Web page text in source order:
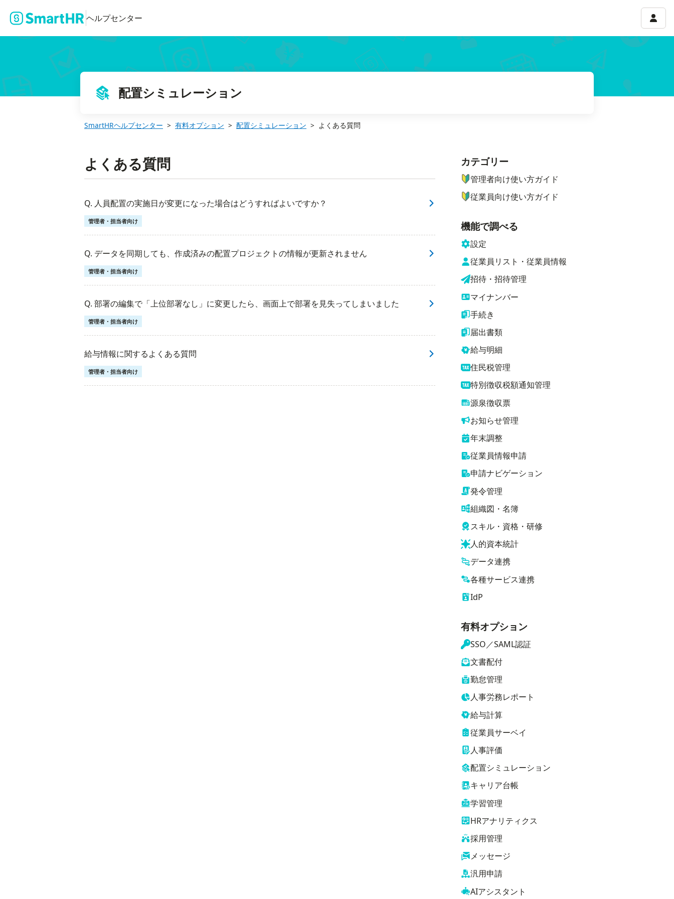
ヘルプセンター アカ
配置シミュレーション
SmartHRヘルプセンター 有料オプション 配置シミュレーション よくある質問
よくある質問
Q. 人員配置の実施日が変更になった場合はどうすればよいですか？
管理者・担当者向け
Q. データを同期しても、作成済みの配置プロジェクトの情報が更新されません
管理者・担当者向け
Q. 部署の編集で「上位部署なし」に変更したら、画面上で部署を見失ってしまいました
管理者・担当者向け
給与情報に関するよくある質問
管理者・担当者向け
ナビゲーションメニュー
カテゴリー
管理者向け使い方ガイド
従業員向け使い方ガイド
機能で調べる
設定
従業員リスト・従業員情報
招待・招待管理
マイナンバー
手続き
届出書類
給与明細
住民税管理
特別徴収税額通知管理
源泉徴収票
お知らせ管理
年末調整
従業員情報申請
申請ナビゲーション
発令管理
組織図・名簿
スキル・資格・研修
人的資本統計
データ連携
各種サービス連携
IdP
有料オプション
SSO／SAML認証
文書配付
勤怠管理
人事労務レポート
給与計算
従業員サーベイ
人事評価
配置シミュレーション
キャリア台帳
学習管理
HRアナリティクス
採用管理
メッセージ
汎用申請
AIアシスタント